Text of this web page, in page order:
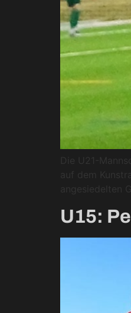
Die U21-
auf dem
angesiedelten
U15: